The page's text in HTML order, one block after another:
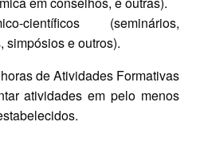
científicos (seminários,
simpósios e outros).
de Atividades Formativas
atividades em pelo menos